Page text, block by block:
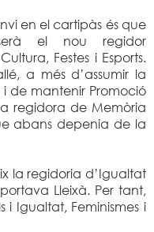
en el cartipàs és que
el nou regidor
Festes i Esports.
a més d’assumir la
de mantenir Promoció
regidora de Memòria
abans depenia de la
la regidoria d’Igualtat
Lleixà. Per tant,
i Igualtat, Feminismes i